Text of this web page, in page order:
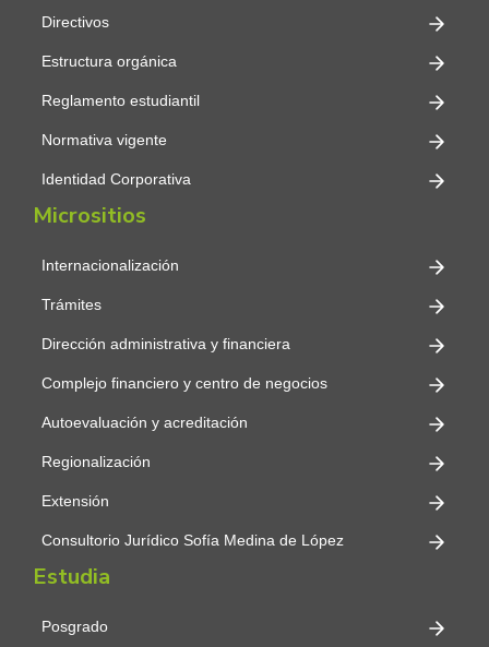
Directivos
Estructura orgánica
Reglamento estudiantil
Normativa vigente
Identidad Corporativa
Micrositios
Internacionalización
Trámites
Dirección administrativa y financiera
Complejo financiero y centro de negocios
Autoevaluación y acreditación
Regionalización
Extensión
Consultorio Jurídico Sofía Medina de López
Estudia
Posgrado